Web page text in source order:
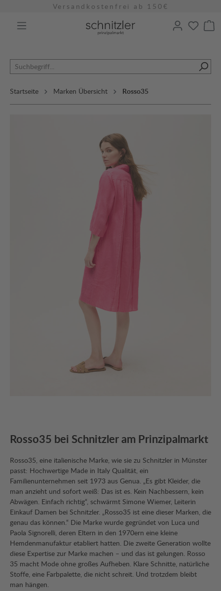
Versandkostenfrei ab 150€
Startseite Marken Übersicht Rosso35
Rosso35 bei Schnitzler am Prinzipalmarkt
Rosso35, eine italienische Marke, wie sie zu Schnitzler in Münster
passt: Hochwertige Made in Italy Qualität, ein
Familienunternehmen seit 1973 aus Genua. „Es gibt Kleider, die
man anzieht und sofort weiß: Das ist es. Kein Nachbessern, kein
Abwägen. Einfach richtig“, schwärmt Simone Wiemer, Leiterin
Einkauf Damen bei Schnitzler. „Rosso35 ist eine dieser Marken, die
genau das können.“ Die Marke wurde gegründet von Luca und
Paola Signorelli, deren Eltern in den 1970ern eine kleine
Hemdenmanufaktur etabliert hatten. Die zweite Generation wollte
diese Expertise zur Marke machen – und das ist gelungen. Rosso
35 macht Mode ohne großes Aufheben. Klare Schnitte, natürliche
Stoffe, eine Farbpalette, die nicht schreit. Und trotzdem bleibt
man hängen.